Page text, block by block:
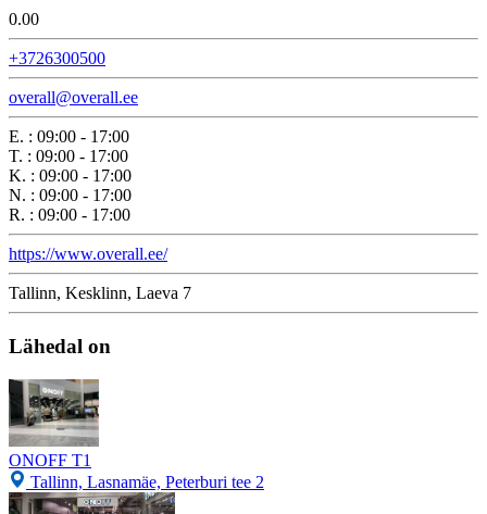
0.00
+3726300500
overall@overall.ee
E. : 09:00 - 17:00
T. : 09:00 - 17:00
K. : 09:00 - 17:00
N. : 09:00 - 17:00
R. : 09:00 - 17:00
https://www.overall.ee/
Tallinn, Kesklinn, Laeva 7
Lähedal on
ONOFF T1
Tallinn, Lasnamäe, Peterburi tee 2